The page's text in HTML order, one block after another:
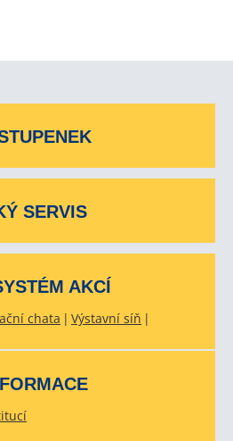
SERVIS
AKCÍ
chata Výstavní síň